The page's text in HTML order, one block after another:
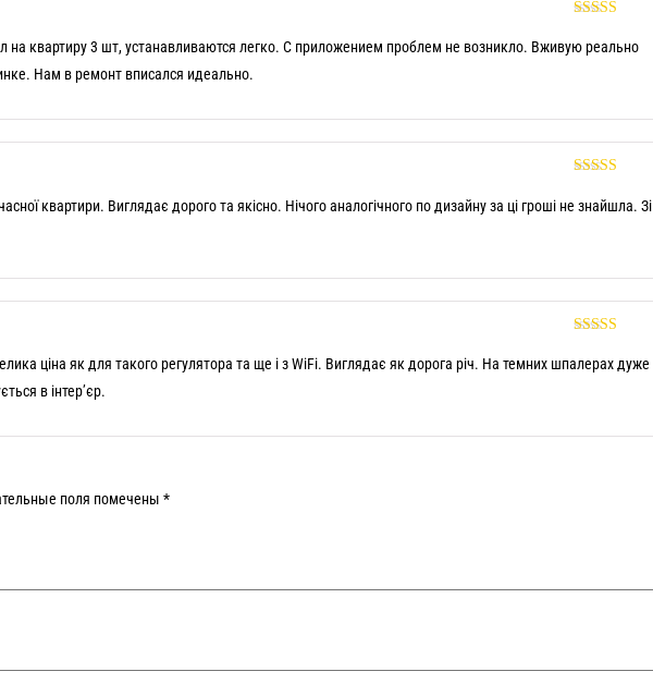
5
на квартиру 3 шт, устанавливаются легко. С приложением проблем не возникло. Вживую реально
Нам в ремонт вписался идеально.
5
квартири. Виглядає дорого та якісно. Нічого аналогічного по дизайну за ці гроші не знайшла. Зі
5
ціна як для такого регулятора та ще і з WiFi. Виглядає як дорога річ. На темних шпалерах дуже
в інтер’єр.
поля помечены *